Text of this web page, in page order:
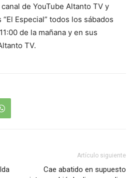
de YouTube Altanto TV y
Especial” todos los sábados
de la mañana y en sus
TV.
Artículo siguiente
Cae abatido en supuesto